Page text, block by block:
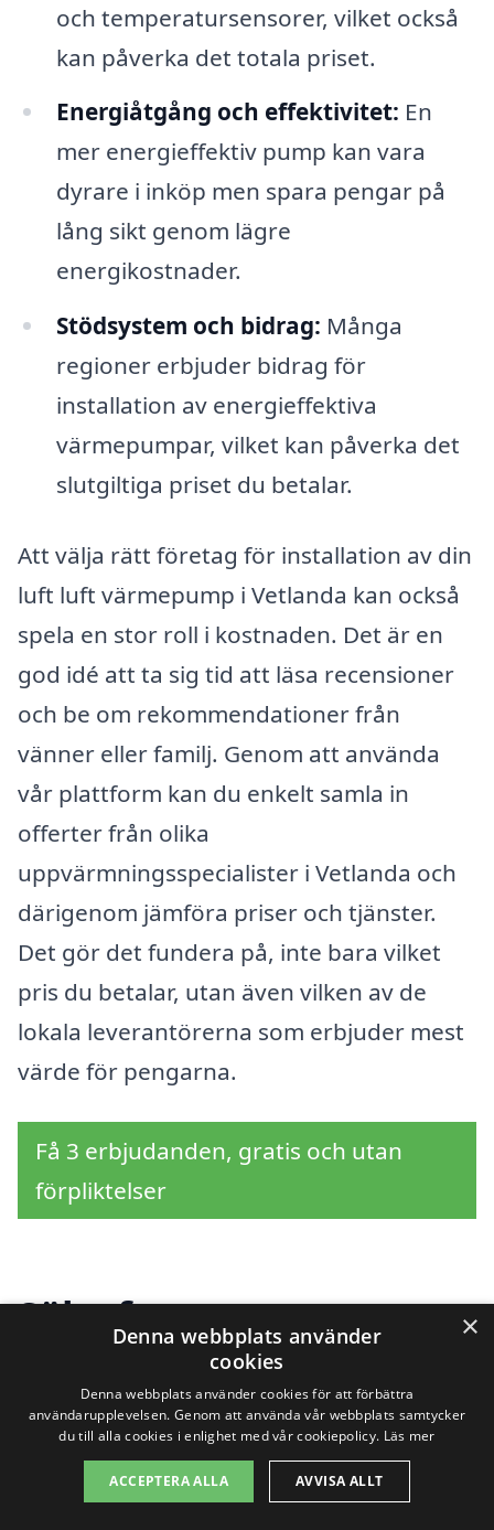
och temperatursensorer, vilket också
kan påverka det totala priset.
Energiåtgång och effektivitet: En
mer energieffektiv pump kan vara
dyrare i inköp men spara pengar på
lång sikt genom lägre
energikostnader.
Stödsystem och bidrag: Många
regioner erbjuder bidrag för
installation av energieffektiva
värmepumpar, vilket kan påverka det
slutgiltiga priset du betalar.
Att välja rätt företag för installation av din
luft luft värmepump i Vetlanda kan också
spela en stor roll i kostnaden. Det är en
god idé att ta sig tid att läsa recensioner
och be om rekommendationer från
vänner eller familj. Genom att använda
vår plattform kan du enkelt samla in
offerter från olika
uppvärmningsspecialister i Vetlanda och
därigenom jämföra priser och tjänster.
Det gör det fundera på, inte bara vilket
pris du betalar, utan även vilken av de
lokala leverantörerna som erbjuder mest
värde för pengarna.
Få 3 erbjudanden, gratis och utan
förpliktelser
Sök efter en
professionell för luft
luft värmepump i andra
städer nära Vetlanda
×
Denna webbplats använder
cookies
Denna webbplats använder cookies för att förbättra
användarupplevelsen. Genom att använda vår webbplats samtycker
du till alla cookies i enlighet med vår cookiepolicy. Läs mer
ACCEPTERA ALLA AVVISA ALLT